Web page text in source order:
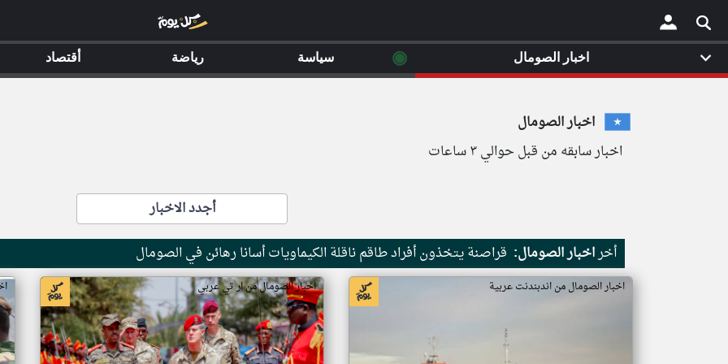
×
اخبار الصومال
اخبار سابقه من قبل حوالي ٣ ساعات
أجدد الاخبار
أخراخبار الصومال: قراصنة يتخذون أفراد طاقم ناقلة الكيماويات أسانا رهائن في الصومال
اخبار الصومال من اندبندنت عربية اخبار الصومال من ار تي عربي
اخبار الصومال ◉ سياسة رياضة أقتصاد